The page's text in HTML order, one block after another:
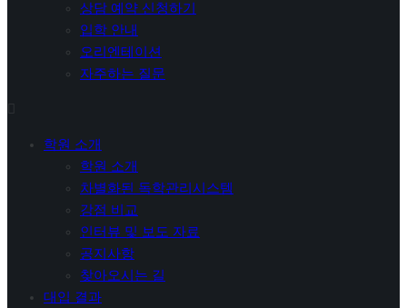
상담 예약 신청하기
입학 안내
오리엔테이션
자주하는 질문
학원 소개
학원 소개
차별화된 독학관리시스템
강점 비교
인터뷰 및 보도 자료
공지사항
찾아오시는 길
대입 결과